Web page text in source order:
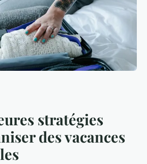
stratégies
des vacances